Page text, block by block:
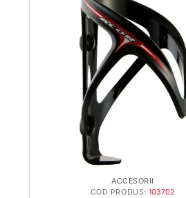
ACCESORII
COD PRODUS:103702